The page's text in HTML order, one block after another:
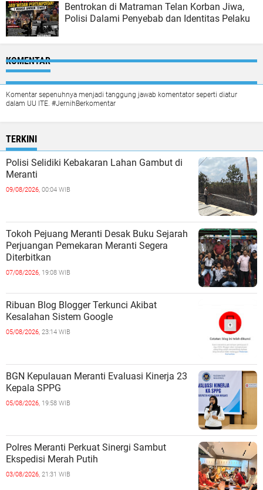
Bentrokan di Matraman Telan Korban Jiwa,
Polisi Dalami Penyebab dan Identitas Pelaku
KOMENTAR
Komentar sepenuhnya menjadi tanggung jawab komentator seperti diatur
dalam UU ITE. #JernihBerkomentar
TERKINI
Polisi Selidiki Kebakaran Lahan Gambut di
Meranti
09/08/2026, 00:04 WIB
Tokoh Pejuang Meranti Desak Buku Sejarah
Perjuangan Pemekaran Meranti Segera
Diterbitkan
07/08/2026, 19:08 WIB
Ribuan Blog Blogger Terkunci Akibat
Kesalahan Sistem Google
05/08/2026, 23:14 WIB
BGN Kepulauan Meranti Evaluasi Kinerja 23
Kepala SPPG
05/08/2026, 19:58 WIB
Polres Meranti Perkuat Sinergi Sambut
Ekspedisi Merah Putih
03/08/2026, 21:31 WIB